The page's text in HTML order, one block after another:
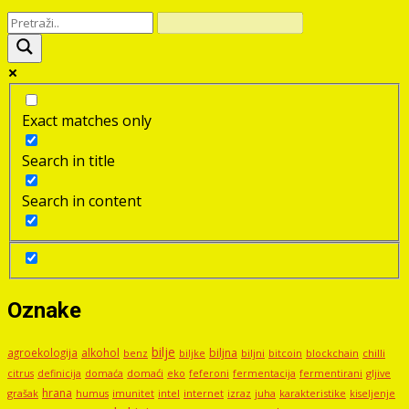
Exact matches only
Search in title
Search in content
Oznake
agroekologija alkohol benz bilje biljke biljna biljni bitcoin blockchain chilli
citrus definicija domaća domaći eko feferoni fermentacija fermentirani gljive
grašak hrana humus imunitet intel internet izraz juha karakteristike kiseljenje